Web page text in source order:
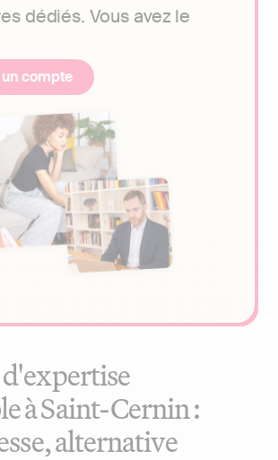
dédiés. Vous avez le
compte
à Saint-Cernin :
alternative